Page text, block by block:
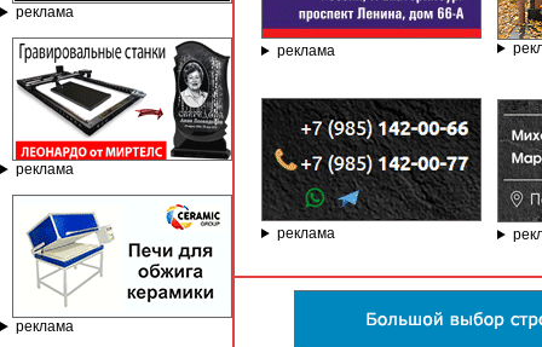
реклама
реклама
реклама
реклама
реклама